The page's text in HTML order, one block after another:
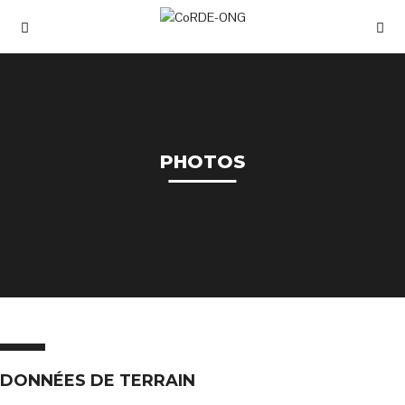
PHOTOS
DONNÉES DE TERRAIN